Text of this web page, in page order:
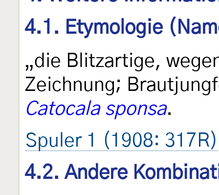
4.1. Etymologie
„die Blitzartige,
Zeichnung;
Catocala sponsa.
Spuler 1 (1908: 317R)
4.2. Andere